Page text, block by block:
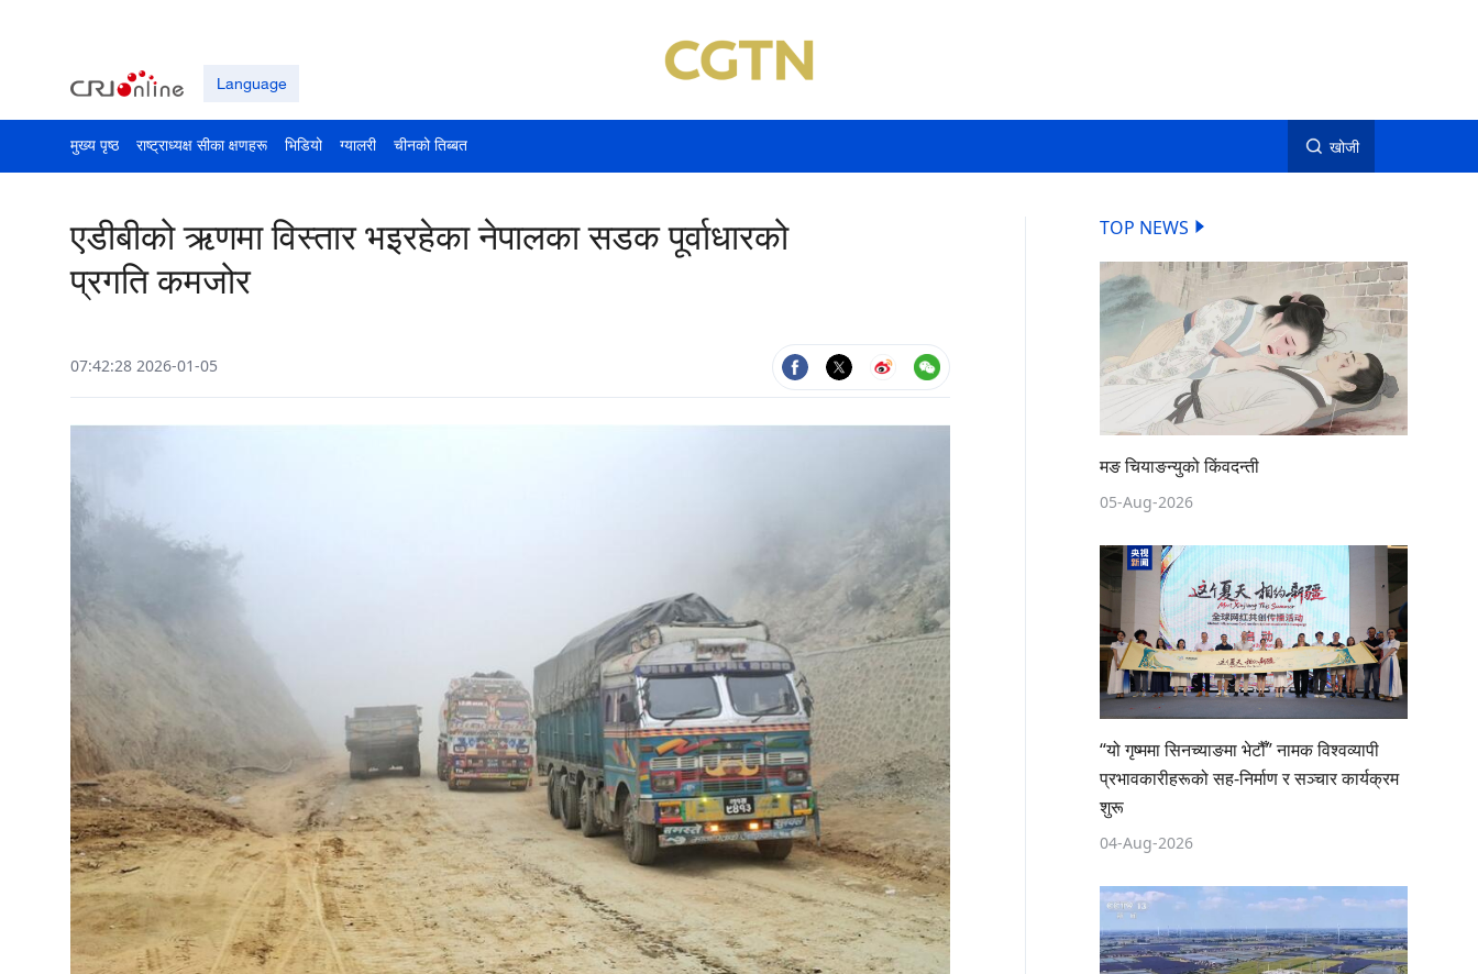
Language
मुख्य पृष्ठ राष्ट्राध्यक्ष सीका क्षणहरू भिडियो ग्यालरी चीनको तिब्बत खोजी
एडीबीको ऋणमा विस्तार भइरहेका नेपालका सडक पूर्वाधारको
प्रगति कमजोर
07:42:28 2026-01-05
TOP NEWS
मङ चियाङन्युको किंवदन्ती
05-Aug-2026
“यो गृष्ममा सिनच्याङमा भेटौँ” नामक विश्वव्यापी
प्रभावकारीहरूको सह-निर्माण र सञ्चार कार्यक्रम
शुरू
04-Aug-2026